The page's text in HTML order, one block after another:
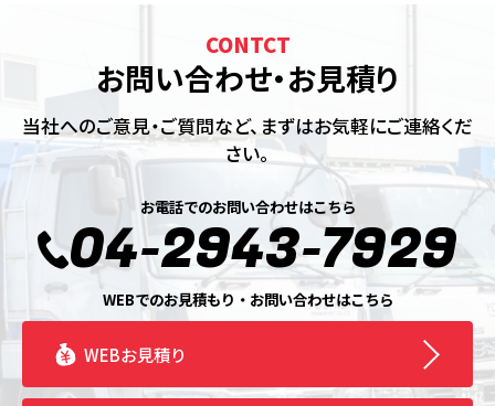
CONTCT
お問い合わせ・お見積り
当社へのご意見・ご質問など、まずはお気軽にご連絡くだ
さい。
お電話でのお問い合わせはこちら
04-2943-7929
WEBでのお見積もり・お問い合わせはこちら
WEBお見積り